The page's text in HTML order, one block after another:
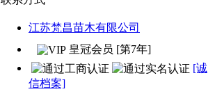
江苏梵昌苗木有限公司
皇冠会员 [第7年]
[诚
信档案]